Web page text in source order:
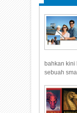
bahkan kini
sebuah